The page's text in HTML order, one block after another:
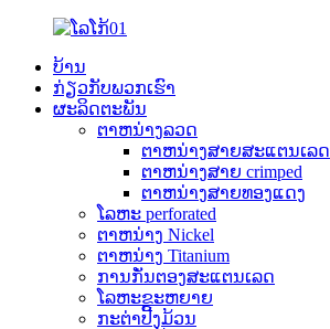
ບ້ານ
ກ່ຽວກັບພວກເຮົາ
ຜະລິດຕະພັນ
ຕາຫນ່າງລວດ
ຕາຫນ່າງສາຍສະແຕນເລດ
ຕາຫນ່າງສາຍ crimped
ຕາຫນ່າງສາຍທອງແດງ
ໂລຫະ perforated
ຕາຫນ່າງ Nickel
ຕາຫນ່າງ Titanium
ການກັ່ນຕອງສະແຕນເລດ
ໂລຫະຂະຫຍາຍ
ກະຕ່າປີ້ງມ້ວນ